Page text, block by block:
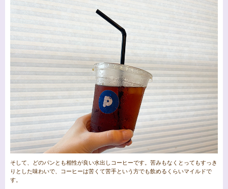
そして、どのパンとも相性が良い水出しコーヒーです。苦みもなくとってもすっき
りとした味わいで、コーヒーは苦くて苦手という方でも飲めるくらいマイルドで
す。